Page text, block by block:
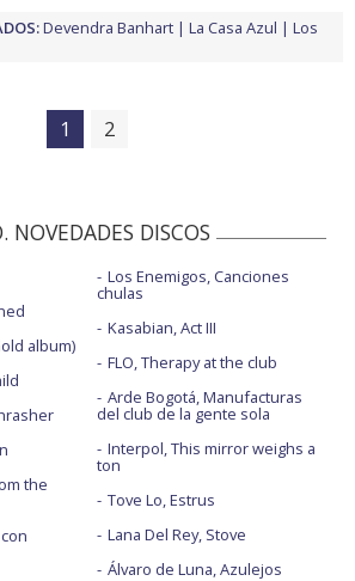
Devendra Banhart La Casa Azul
Los
1 2
NOVEDADES DISCOS
album)
the
Los Enemigos, Canciones
chulas
Kasabian, Act III
FLO, Therapy at the club
Arde Bogotá, Manufacturas
del club de la gente sola
Interpol, This mirror weighs a
ton
Tove Lo, Estrus
Lana Del Rey, Stove
Álvaro de Luna, Azulejos